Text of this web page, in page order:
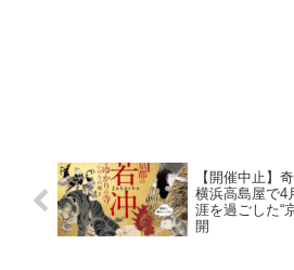
【開催中止】
横浜高島屋で4
涯を過ごした“
開